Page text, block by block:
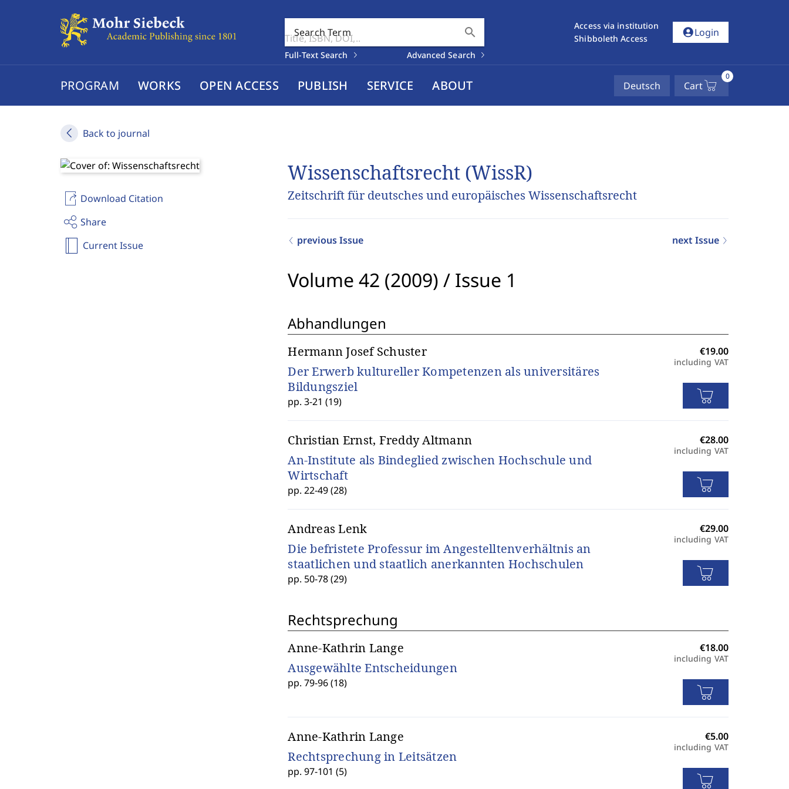
Search Term search
Full-Text Search Advanced Search
Access via institution
Shibboleth Access
account_circleLogin
PROGRAM WORKS OPEN ACCESS PUBLISH SERVICE ABOUT Deutsch Cart
0
Back to journal
Download Citation
Share
Current Issue
Wissenschaftsrecht (WissR)
Zeitschrift für deutsches und europäisches Wissenschaftsrecht
previous Issue next Issue
Volume 42 (2009) / Issue 1
Abhandlungen
Hermann Josef Schuster
Der Erwerb kultureller Kompetenzen als universitäres
Bildungsziel
pp. 3-21 (19)
including VAT
Christian Ernst, Freddy Altmann
An-Institute als Bindeglied zwischen Hochschule und
Wirtschaft
pp. 22-49 (28)
including VAT
Andreas Lenk
Die befristete Professur im Angestelltenverhältnis an
staatlichen und staatlich anerkannten Hochschulen
pp. 50-78 (29)
including VAT
Rechtsprechung
Anne-Kathrin Lange
Ausgewählte Entscheidungen
pp. 79-96 (18)
including VAT
Anne-Kathrin Lange
Rechtsprechung in Leitsätzen
pp. 97-101 (5)
including VAT